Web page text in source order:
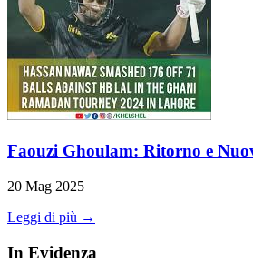
Faouzi Ghoulam: Ritorno e
20 Mag 2025
Leggi di più →
In Evidenza